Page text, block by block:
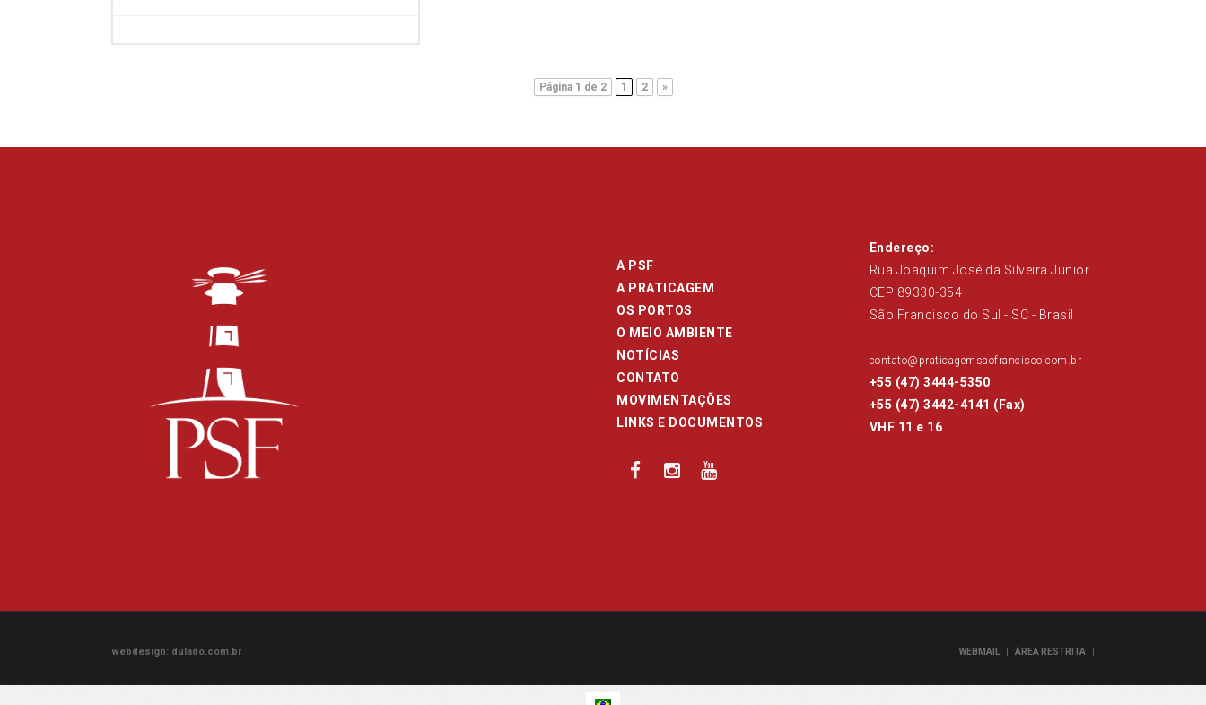
Página 1 de 2 1 2 »
A PSF
A PRATICAGEM
OS PORTOS
O MEIO AMBIENTE
NOTÍCIAS
CONTATO
MOVIMENTAÇÕES
LINKS E DOCUMENTOS
Endereço:
Rua Joaquim José da Silveira Junior
CEP 89330-354
São Francisco do Sul - SC - Brasil
contato@praticagemsaofrancisco.com.br
+55 (47) 3444-5350
+55 (47) 3442-4141 (Fax)
VHF 11 e 16
webdesign: dulado.com.br WEBMAIL | ÁREA RESTRITA |